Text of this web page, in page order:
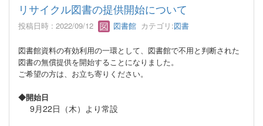
リサイクル図書の提供開始について
投稿日時 : 2022/09/12 図書館 カテゴリ:図書
図書館資料の有効利用の一環として、図書館で不用と判断された
図書の無償提供を開始することになりました。
ご希望の方は、お立ち寄りください。
◆開始日
9月22日（木）より常設